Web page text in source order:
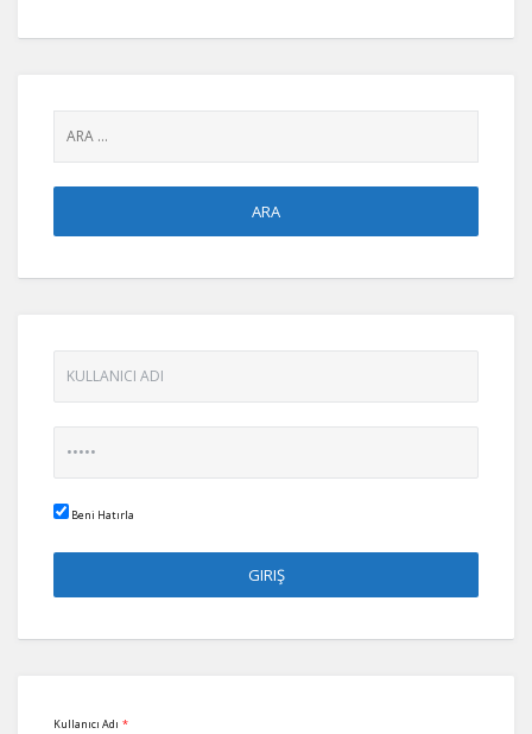
Beni Hatırla
Kullanıcı Adı *